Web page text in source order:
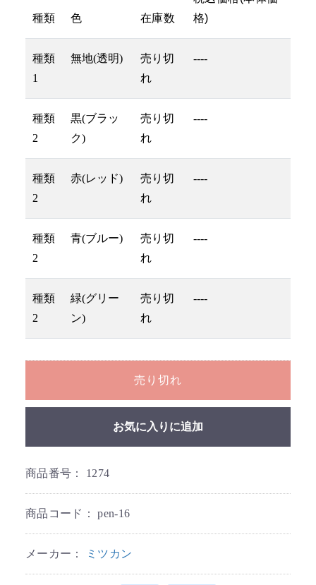
種類 色 在庫数
格)
種類
1
無地(透明)
売り切
れ
----
種類
2
黒(ブラッ
ク)
売り切
れ
----
種類
2
赤(レッド)
売り切
れ
----
種類
2
青(ブルー)
売り切
れ
----
種類
2
緑(グリー
ン)
売り切
れ
----
売り切れ
お気に入りに追加
商品番号： 1274
商品コード：pen-16
メーカー： ミツカン